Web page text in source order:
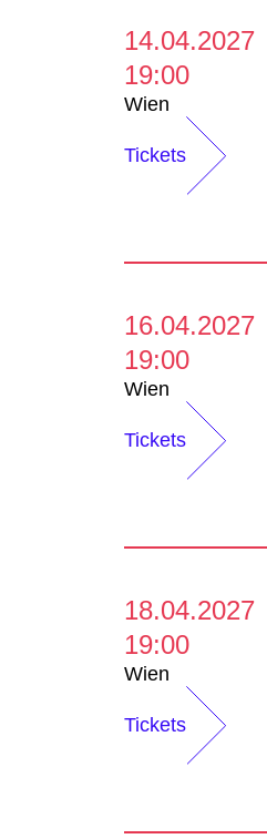
14.04.2027
19:00
Wien
Tickets
16.04.2027
19:00
Wien
Tickets
18.04.2027
19:00
Wien
Tickets